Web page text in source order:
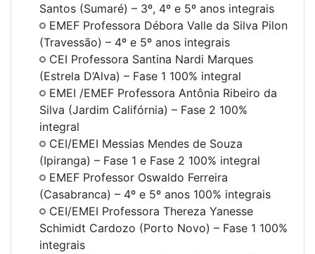
Santos (Sumaré) – 3º, 4º e 5º anos integrais
EMEF Professora Débora Valle da Silva Pilon
(Travessão) – 4º e 5º anos integrais
CEI Professora Santina Nardi Marques
(Estrela D’Alva) – Fase 1 100% integral
EMEI /EMEF Professora Antônia Ribeiro da
Silva (Jardim Califórnia) – Fase 2 100%
integral
CEI/EMEI Messias Mendes de Souza
(Ipiranga) – Fase 1 e Fase 2 100% integral
EMEF Professor Oswaldo Ferreira
(Casabranca) – 4º e 5º anos 100% integrais
CEI/EMEI Professora Thereza Yanesse
Schimidt Cardozo (Porto Novo) – Fase 1 100%
integrais